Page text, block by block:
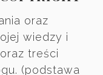
oraz
wiedzy i
treści
(podstawa